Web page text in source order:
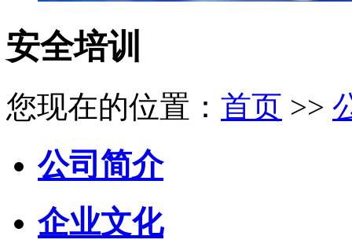
安全培训
您现在的位置： 首页 >>
公司简介
企业文化